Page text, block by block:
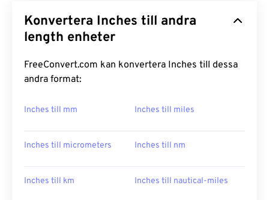
Konvertera Inches till andra
length enheter
FreeConvert.com kan konvertera Inches till dessa
andra format:
Inches till mm Inches till miles
Inches till micrometers Inches till nm
Inches till km Inches till nautical-miles